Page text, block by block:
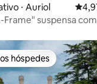
⋅ Auriol 4,97
Frame" suspensa
hóspedes
hóspedes